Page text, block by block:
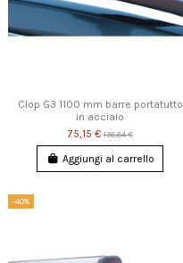
Clop G3 1100 mm barre portatutto
in acciaio
75,15 €136,64 €
Aggiungi al carrello
-40%